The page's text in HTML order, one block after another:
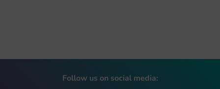
Follow us on social media: